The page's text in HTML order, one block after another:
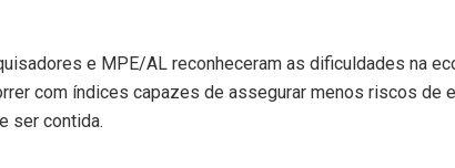
e MPE/AL reconheceram as dificuldades na
com índices capazes de assegurar menos riscos de
ser contida.